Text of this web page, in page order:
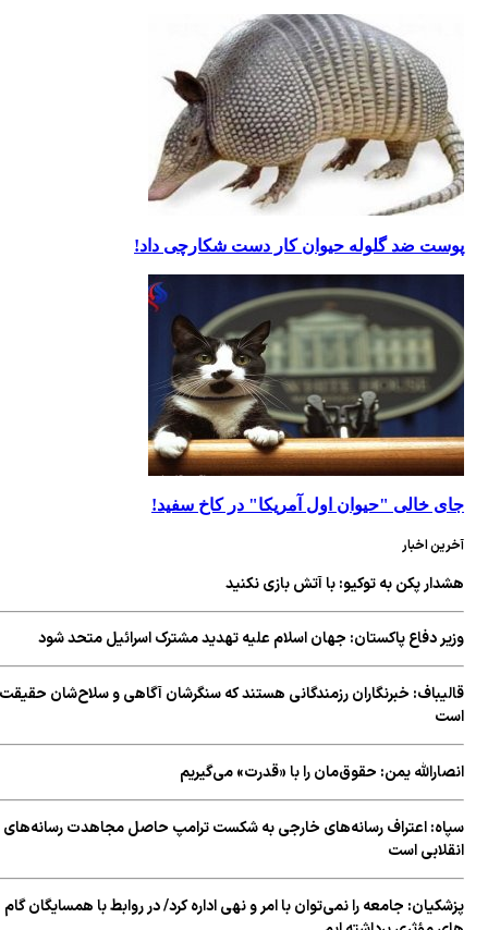
پوست ضد گلوله حیوان کار دست شکارچی داد!
جای خالی "حیوان اول آمریکا" در کاخ سفید!
آخرین اخبار
هشدار پکن به توکیو: با آتش بازی نکنید
وزیر دفاع پاکستان: جهان اسلام علیه تهدید مشترک اسرائیل متحد شود
قالیباف: خبرنگاران رزمندگانی هستند که سنگرشان آگاهی و سلاح‌شان حقیقت
است
انصارالله یمن: حقوق‌مان را با «قدرت» می‌گیریم
سپاه: اعتراف رسانه‌های خارجی به شکست ترامپ حاصل مجاهدت رسانه‌های
انقلابی است
پزشکیان: جامعه را نمی‌توان با امر و نهی اداره کرد/ در روابط با همسایگان گام